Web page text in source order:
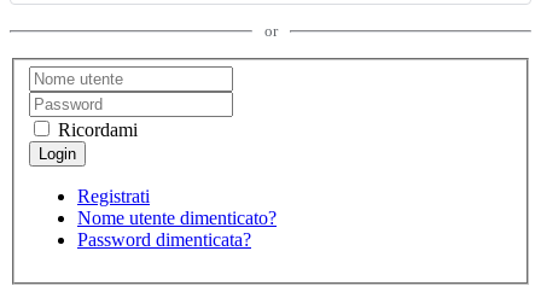
or
Ricordami
Registrati
Nome utente dimenticato?
Password dimenticata?